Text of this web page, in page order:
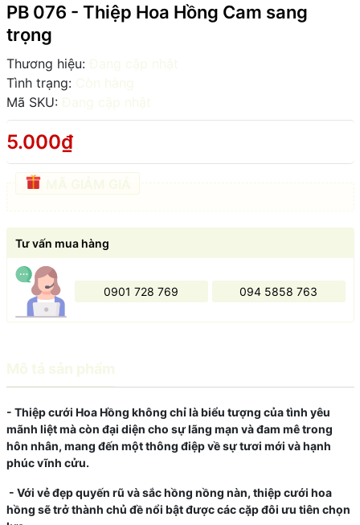
PB 076 - Thiệp Hoa Hồng Cam sang
trọng
Thương hiệu: Đang cập nhật
Tình trạng: Còn hàng
Mã SKU: Đang cập nhật
5.000₫
Tư vấn mua hàng
0901 728 769 094 5858 763
Mô tả sản phẩm
- Thiệp cưới Hoa Hồng không chỉ là biểu tượng của tình yêu
mãnh liệt mà còn đại diện cho sự lãng mạn và đam mê trong
hôn nhân, mang đến một thông điệp về sự tươi mới và hạnh
phúc vĩnh cửu.
- Với vẻ đẹp quyến rũ và sắc hồng nồng nàn, thiệp cưới hoa
hồng sẽ trở thành chủ đề nổi bật được các cặp đôi ưu tiên chọn